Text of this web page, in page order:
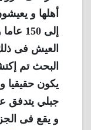
أهلها و
إلى
العيش فى
البحث تم
يكون
جبلي يتدفق
و يقع فى